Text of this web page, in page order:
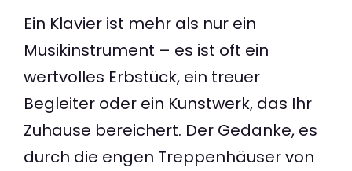
Ein Klavier ist mehr als nur ein
Musikinstrument – es ist oft ein
wertvolles Erbstück, ein treuer
Begleiter oder ein Kunstwerk, das Ihr
Zuhause bereichert. Der Gedanke, es
durch die engen Treppenhäuser von